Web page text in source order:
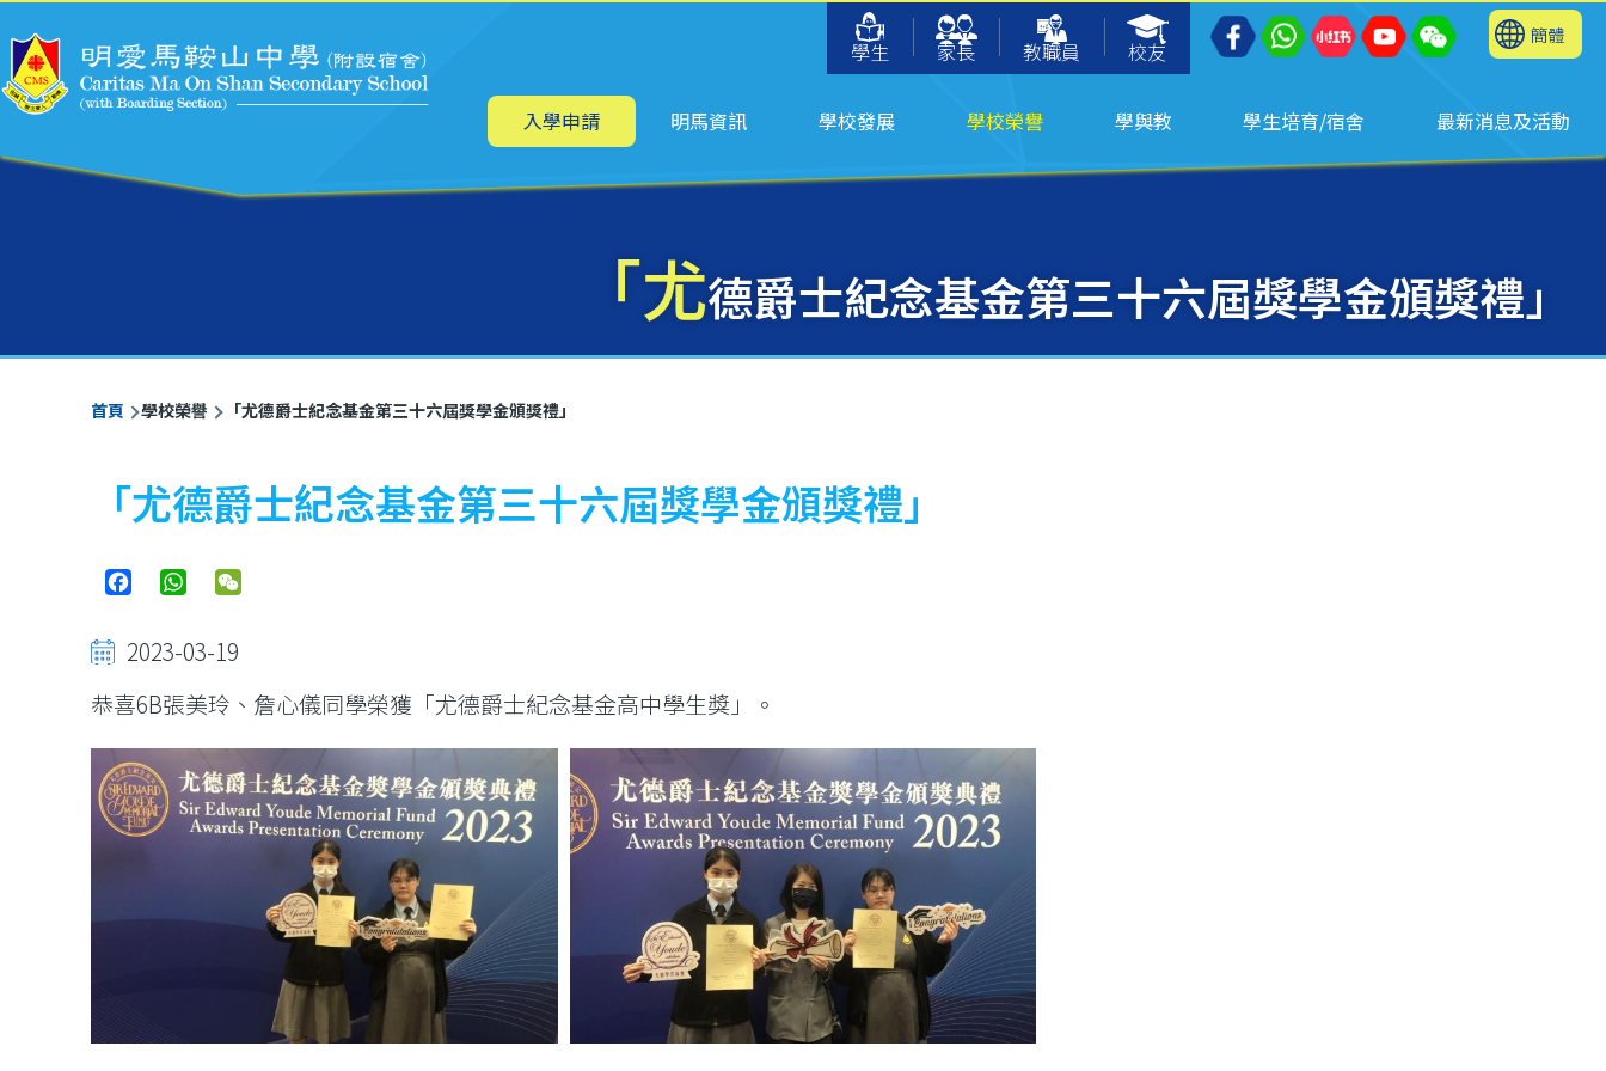
學生
家長 教職員 校友
簡體
主
航 入學申請 明馬資訊 學校發展 學校榮譽 學與教 學生培育/宿舍 最新消息及活動
「尤德爵士紀念基金第三十六屆獎學金頒獎禮」
導
航
連
結
首頁 學校榮譽 「尤德爵士紀念基金第三十六屆獎學金頒獎禮」
「尤德爵士紀念基金第三十六屆獎學金頒獎禮」
FacebookWhatsApp
2023-03-19
恭喜6B張美玲、詹心儀同學榮獲「尤德爵士紀念基金高中學生獎」。